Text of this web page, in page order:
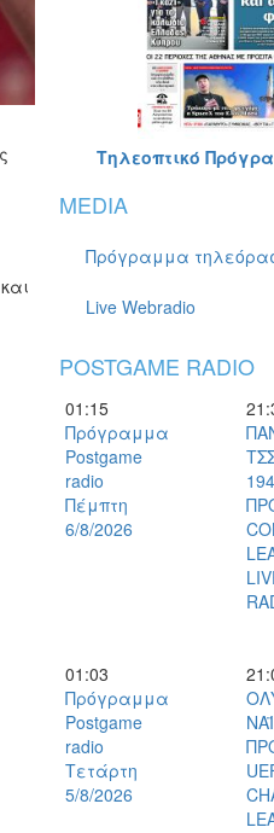
Τηλεοπτικό
MEDIA
Πρόγραμμα
Live Webradio
POSTGAME RADIO
01:15
Πρόγραμμα
Postgame
radio
Πέμπτη
6/8/2026
01:03
Πρόγραμμα
Postgame
radio
Τετάρτη
5/8/2026